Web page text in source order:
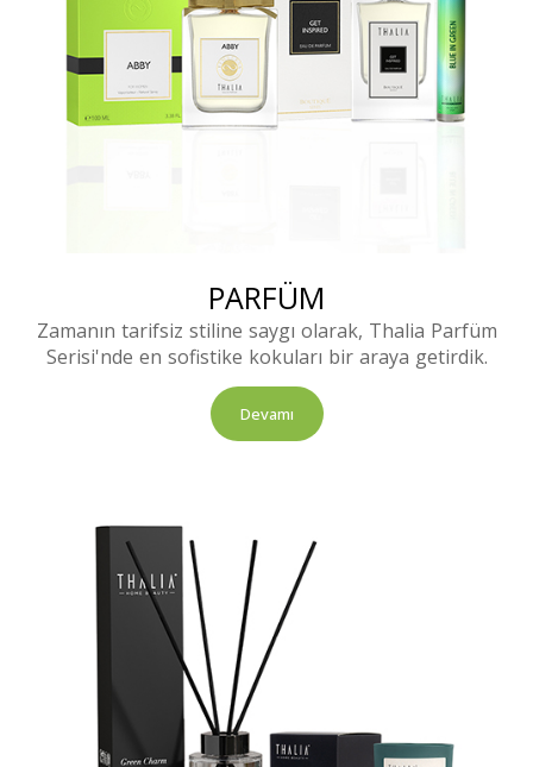
PARFÜM
Zamanın tarifsiz stiline saygı olarak, Thalia Parfüm
Serisi'nde en sofistike kokuları bir araya getirdik.
Devamı